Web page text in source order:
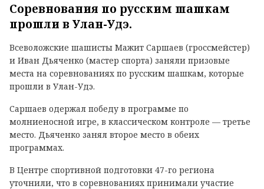
Соревнования по русским шашкам
прошли в Улан-Удэ.
Всеволожские шашисты Мажит Саршаев (гроссмейстер)
и Иван Дьяченко (мастер спорта) заняли призовые
места на соревнованиях по русским шашкам, которые
прошли в Улан-Удэ.
Саршаев одержал победу в программе по
молниеносной игре, в классическом контроле — третье
место. Дьяченко занял второе место в обеих
программах.
В Центре спортивной подготовки 47-го региона
уточнили, что в соревнованиях принимали участие